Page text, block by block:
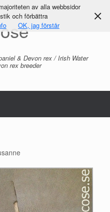
& Devon rex / Irish Water
rex breeder
av alla webbsidor
och förbättra
OK, jag förstår